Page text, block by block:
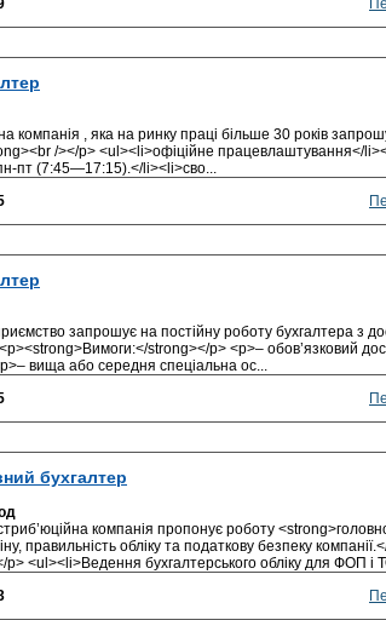
компанія , яка на ринку праці більше 30 років
/></p> <ul><li>офіційне працевлаштування</
пт (7:45—17:15).</li><li>сво...
запрошує на постійну роботу бухгалтера з
strong></p> <p>– обов’язковий
вища або середня спеціальна ос...
бухгалтер
компанія пропонує роботу
правильність обліку та податкову безпеку
p> <ul><li>Ведення бухгалтерського обліку для ФОП і